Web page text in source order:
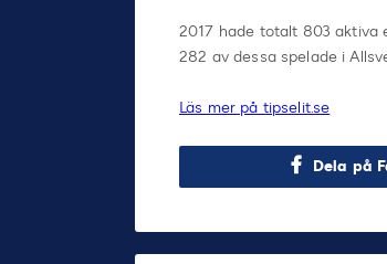
2017 hade totalt 803 aktiva
282 av dessa spelade i
Läs mer på tipselit.se
Dela på